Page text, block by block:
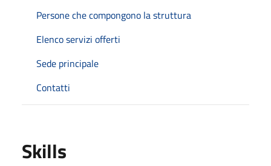
Persone che compongono la struttura
Elenco servizi offerti
Sede principale
Contatti
Skills